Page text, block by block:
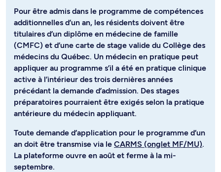
Pour être admis dans le programme de compétences
additionnelles d’un an, les résidents doivent être
titulaires d’un diplôme en médecine de famille
(CMFC) et d’une carte de stage valide du Collège des
médecins du Québec. Un médecin en pratique peut
appliquer au programme s’il a été en pratique clinique
active à l’intérieur des trois dernières années
précédant la demande d’admission. Des stages
préparatoires pourraient être exigés selon la pratique
antérieure du médecin appliquant.
Toute demande d’application pour le programme d’un
an doit être transmise via le CARMS (onglet MF/MU).
La plateforme ouvre en août et ferme à la mi-
septembre.